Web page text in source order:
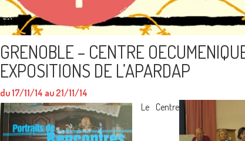
GRENOBLE – CENTRE
EXPOSITIONS DE L’APARDAP
du 17/11/14 au 21/11/14
Le Centre